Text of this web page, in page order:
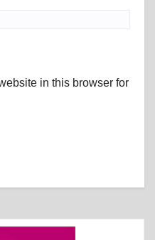
in this browser for